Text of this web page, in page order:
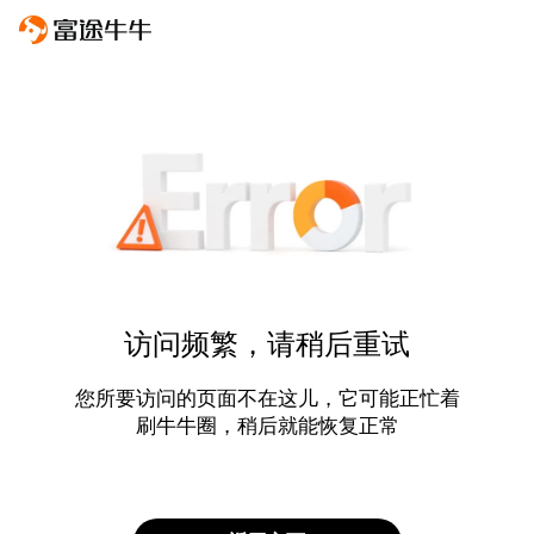
访问频繁，请稍后重试
您所要访问的页面不在这儿，它可能正忙着
刷牛牛圈，稍后就能恢复正常